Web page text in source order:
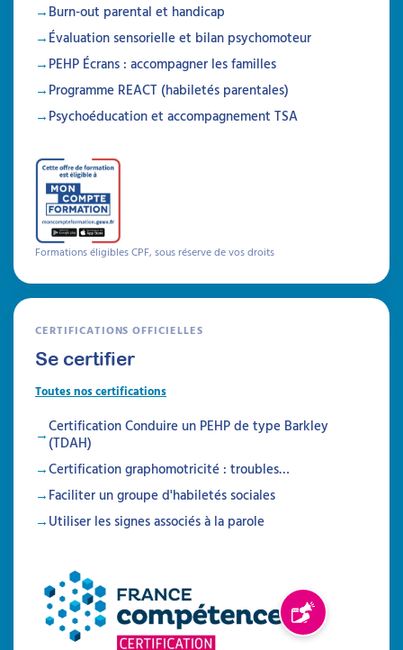
Une formation sur mesure pour intégrer les
signes associés à la parole dans vos
établissements. Enrichissez les pratiques de
vos équipes, améliorez la communication
avec les usagers et favorisez une inclusion
durable
Articles
FAM
RBPP HAS Qualité de vie en MAS-FAM de
2013
Burn-out parental et handicap
Évaluation sensorielle et bilan psychomoteur
PEHP Écrans : accompagner les familles
Programme REACT (habiletés parentales)
Psychoéducation et accompagnement TSA
Formations éligibles CPF, sous réserve de vos droits
CERTIFICATIONS OFFICIELLES
Se certifier
Toutes nos certifications
Certification Conduire un PEHP de type Barkley
(TDAH)
Certification graphomotricité : troubles…
Faciliter un groupe d'habiletés sociales
Utiliser les signes associés à la parole
Signaler un